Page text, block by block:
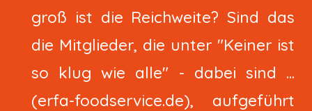
groß ist die Reichweite? Sind das
die Mitglieder, die unter "Keiner ist
so klug wie alle" - dabei sind ...
(erfa-foodservice.de), aufgeführt